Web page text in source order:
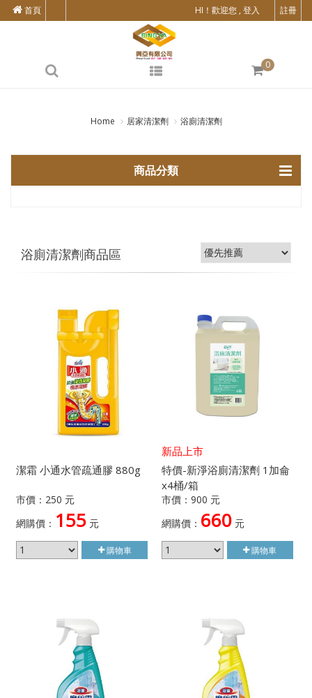
HI！歡迎您 , 登入 註冊
首頁
0
Home 居家清潔劑 浴廁清潔劑
商品分類
浴廁清潔劑商品區
潔霜 小通水管疏通膠 880g
市價：250 元
網購價： 155 元
購物車
新品上市
特價-新淨浴廁清潔劑 1加侖
x4桶/箱
市價：900 元
網購價： 660元
購物車